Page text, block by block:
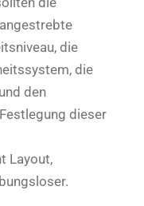
die
die
den
dieser
Layout,